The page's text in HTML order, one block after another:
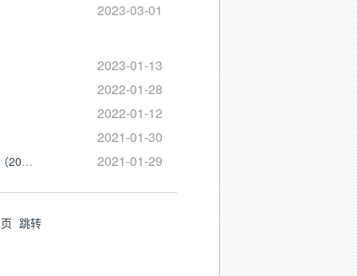
2023-03-01
2023-01-13
2022-01-28
2022-01-12
2021-01-30
新疆生产建设兵团应急管理局（安全生产）行政执法事前公示信息清单（2021） 2021-01-29
页 跳转